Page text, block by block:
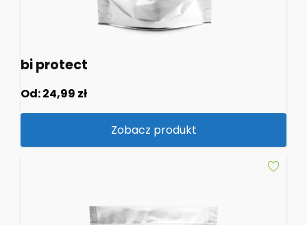
bi protect
Od:24,99 zł
Zobacz produkt